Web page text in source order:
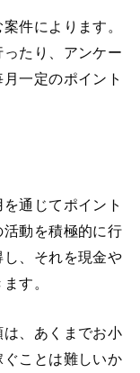
件によります。
たり、アンケー
一定のポイント
通じてポイント
動を積極的に行
、それを現金や
す。
、あくまでお小
ことは難しいか